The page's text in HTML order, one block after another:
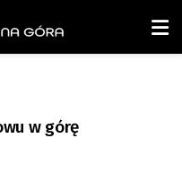
w górę